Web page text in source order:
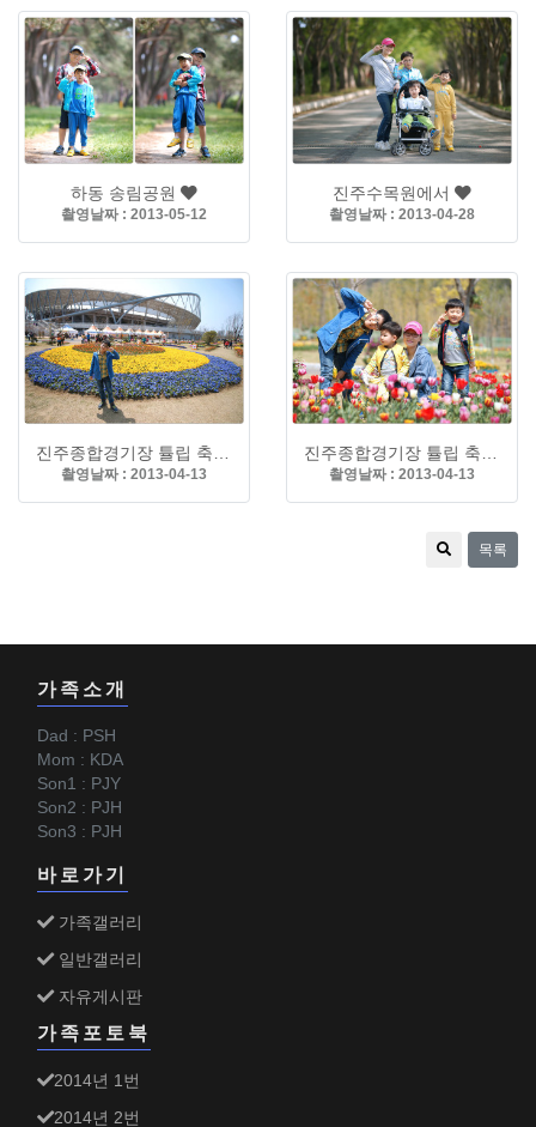
하동 송림공원
촬영날짜 : 2013-05-12
진주수목원에서
촬영날짜 : 2013-04-28
진주종합경기장 튤립 축제 두번째
촬영날짜 : 2013-04-13
진주종합경기장 튤립 축제 첫번째
촬영날짜 : 2013-04-13
목록
가족소개
Dad : PSH
Mom : KDA
Son1 : PJY
Son2 : PJH
Son3 : PJH
바로가기
가족갤러리
일반갤러리
자유게시판
가족포토북
2014년 1번
2014년 2번